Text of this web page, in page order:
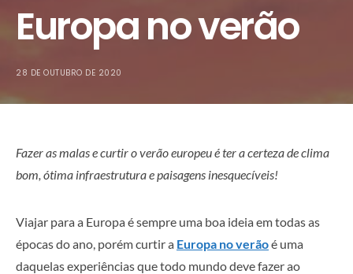
Europa no verão
28 DE OUTUBRO DE 2020
Fazer as malas e curtir o verão europeu é ter a certeza de clima
bom, ótima infraestrutura e paisagens inesquecíveis!
Viajar para a Europa é sempre uma boa ideia em todas as
épocas do ano, porém curtir a Europa no verãoé uma
daquelas experiências que todo mundo deve fazer ao